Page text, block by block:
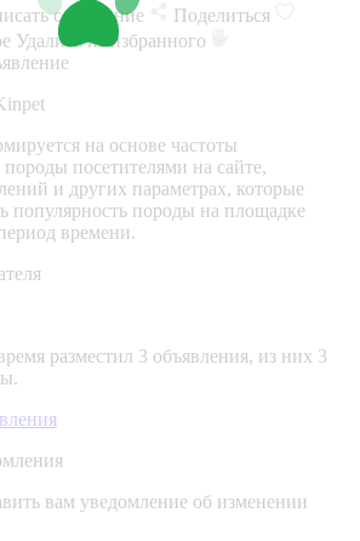
сообщение
Поделиться
Удалить из избранного
на основе частоты
посетителями на сайте,
и других параметрах, которые
популярность породы на площадке
времени.
разместил 3 объявления, из них 3
вам уведомление об изменении